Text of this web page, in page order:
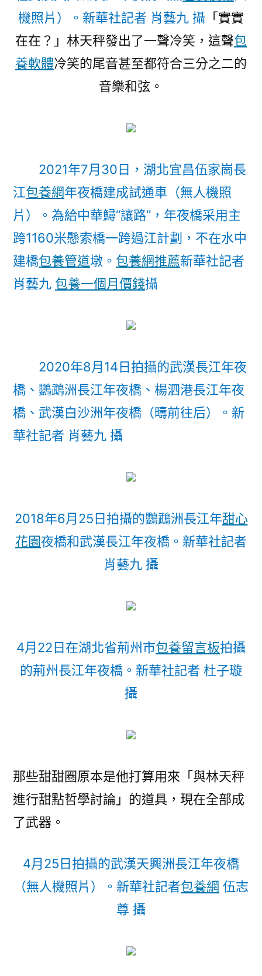
機照片）。新華社記者 肖藝九 攝 「實實
在在？」林天秤發出了一聲冷笑，這聲包
養軟體冷笑的尾音甚至都符合三分之二的
音樂和弦。
2021年7月30日，湖北宜昌伍家崗長
江包養網年夜橋建成試通車（無人機照
片）。為給中華鱘“讓路”，年夜橋采用主
跨1160米懸索橋一跨過江計劃，不在水中
建橋包養管道墩。 包養網推薦新華社記者
肖藝九 包養一個月價錢攝
2020年8月14日拍攝的武漢長江年夜
橋、鸚鵡洲長江年夜橋、楊泗港長江年夜
橋、武漢白沙洲年夜橋（疇前往后）。新
華社記者 肖藝九 攝
2018年6月25日拍攝的鸚鵡洲長江年甜心
花園夜橋和武漢長江年夜橋。新華社記者
肖藝九 攝
4月22日在湖北省荊州市包養留言板拍攝
的荊州長江年夜橋。新華社記者 杜子璇
攝
那些甜甜圈原本是他打算用來「與林天秤
進行甜點哲學討論」的道具，現在全部成
了武器。
4月25日拍攝的武漢天興洲長江年夜橋
（無人機照片）。新華社記者包養網 伍志
尊 攝